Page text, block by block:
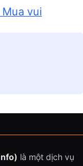
vui
là một dịch vụ